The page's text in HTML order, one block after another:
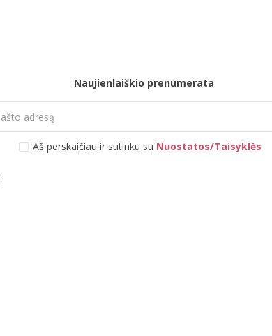
Naujienlaiškio prenumerata
Aš perskaičiau ir sutinku su Nuostatos/Taisyklės